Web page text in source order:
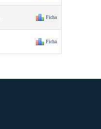
Ficha
Ficha